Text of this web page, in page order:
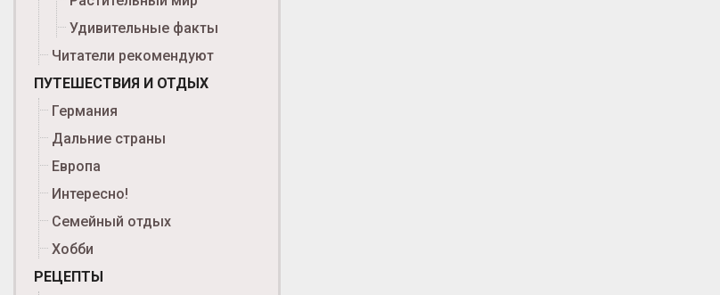
Удивительные факты
Читатели рекомендуют
ПУТЕШЕСТВИЯ И ОТДЫХ
Германия
Дальние страны
Европа
Интересно!
Семейный отдых
Хобби
РЕЦЕПТЫ